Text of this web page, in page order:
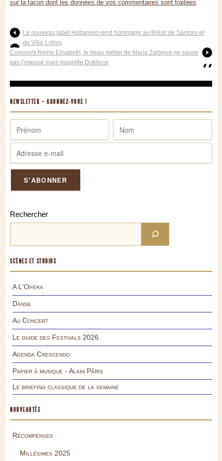
sur la façon dont les données de vos commentaires sont traitées
Le nouveau label Habanero rend hommage au Brésil de Santoro et
de Villa-Lobos
Concours Reine Elisabeth, le beau métier de Maria Zaitseva ne sauve
pas l’imposé mais magnifie Dutilleux
NEWSLETTER – ABONNEZ-VOUS !
Rechercher
SCÈNES ET STUDIOS
A L'Opéra
Danse
Au Concert
Le guide des Festivals 2026
Agenda Crescendo
Papier à musique - Alain Pâris
Le briefing classique de la semaine
NOUVEAUTÉS
Récompenses
Millésimes 2025